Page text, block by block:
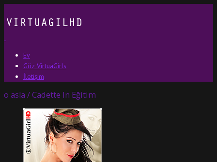
Ev
Göz VirtuaGirls
İletişim
o asla / Cadette In Eğitim